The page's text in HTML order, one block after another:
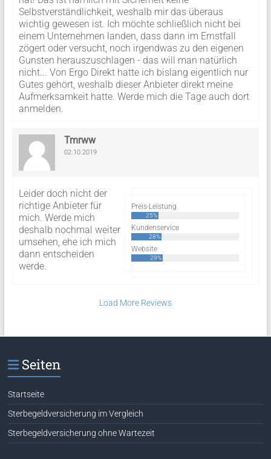
Selbstverständlichkeit, weshalb mir das überaus
wichtig gewesen ist. Ich möchte schließlich nicht bei
einem Unternehmen landen, dass dann im Ernstfall
zögert oder versucht, noch irgendwas zu den eigenen
Gunsten herauszuschlagen - das will man natürlich
nicht... Von Ergo Direkt hatte ich bislang eigentlich nur
Gutes gehört, weshalb dieser Anbieter direkt meine
Aufmerksamkeit hatte. Werde mich die Tage auch dort
anmelden.
Tmrww
02.10.2019
Preis-Leistung
25%
Kundenservice
28%
Website
29%
Leider doch nicht der
richtige Anbieter für
mich. Werde mich
deshalb nochmal weiter
umsehen, ehe ich mich
dann entscheiden
werde.
Load More Reviews
Seiten
Startseite
Sterbegeldversicherung im Vergleich
Sterbegeldversicherung ohne Wartezeit